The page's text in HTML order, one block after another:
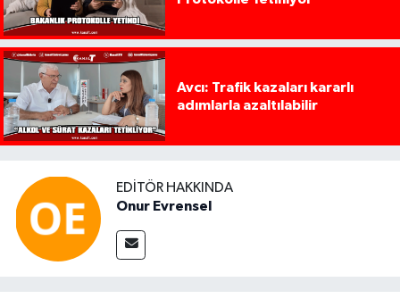
Avcı: Trafik kazaları kararlı
adımlarla azaltılabilir
EDITÖR HAKKINDA
Onur Evrensel